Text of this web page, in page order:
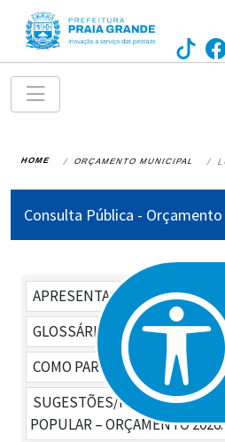
HOME ORÇAMENTO MUNICIPAL
Consulta Pública -
APRESENTAÇÃO
GLOSSÁRIO
COMO PARTICIPAR
SUGESTÕES/PARTICIPAÇÃO
POPULAR – ORÇAMENTO 2026.